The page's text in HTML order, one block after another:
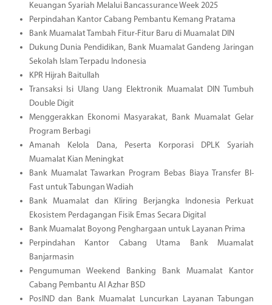
Keuangan Syariah Melalui Bancassurance Week 2025
Perpindahan Kantor Cabang Pembantu Kemang Pratama
Bank Muamalat Tambah Fitur-Fitur Baru di Muamalat DIN
Dukung Dunia Pendidikan, Bank Muamalat Gandeng Jaringan
Sekolah Islam Terpadu Indonesia
KPR Hijrah Baitullah
Transaksi Isi Ulang Uang Elektronik Muamalat DIN Tumbuh
Double Digit
Menggerakkan Ekonomi Masyarakat, Bank Muamalat Gelar
Program Berbagi
Amanah Kelola Dana, Peserta Korporasi DPLK Syariah
Muamalat Kian Meningkat
Bank Muamalat Tawarkan Program Bebas Biaya Transfer BI-
Fast untuk Tabungan Wadiah
Bank Muamalat dan Kliring Berjangka Indonesia Perkuat
Ekosistem Perdagangan Fisik Emas Secara Digital
Bank Muamalat Boyong Penghargaan untuk Layanan Prima
Perpindahan Kantor Cabang Utama Bank Muamalat
Banjarmasin
Pengumuman Weekend Banking Bank Muamalat Kantor
Cabang Pembantu Al Azhar BSD
PosIND dan Bank Muamalat Luncurkan Layanan Tabungan